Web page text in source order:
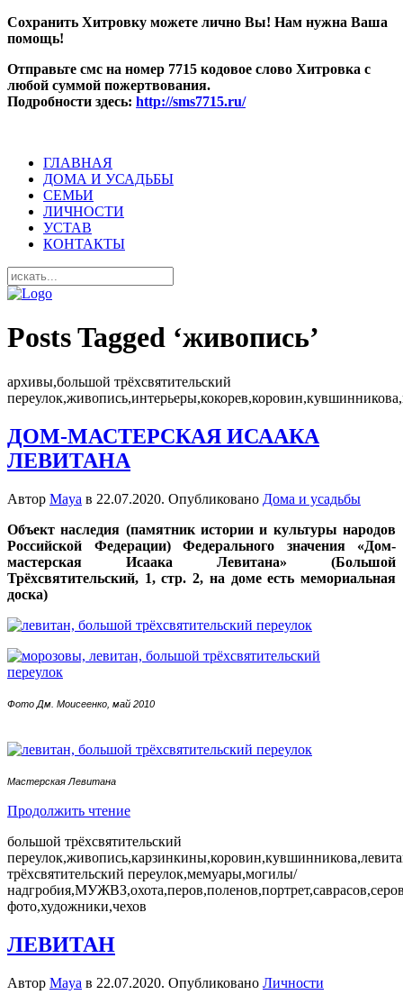
Сохранить Хитровку можете лично Вы! Нам нужна Ваша
помощь!
Отправьте смс на номер 7715 кодовое слово Хитровка с
любой суммой пожертвования.
Подробности здесь: http://sms7715.ru/
ГЛАВНАЯ
ДОМА И УСАДЬБЫ
СЕМЬИ
ЛИЧНОСТИ
УСТАВ
КОНТАКТЫ
Posts Tagged ‘живопись’
архивы,большой трёхсвятительский
ДОМ-МАСТЕРСКАЯ ИСААКА
ЛЕВИТАНА
Автор Maya в 22.07.2020. Опубликовано Дома и усадьбы
Объект наследия (памятник истории и культуры народов
Российской Федерации) Федерального значения «Дом-
мастерская Исаака Левитана» (Большой
Трёхсвятительский, 1, стр. 2, на доме есть мемориальная
доска)
Фото Дм. Моисеенко, май 2010
Мастерская Левитана
Продолжить чтение
большой трёхсвятительский
трёхсвятительский переулок,мемуары,могилы/
фото,художники,чехов
ЛЕВИТАН
Автор Maya в 22.07.2020. Опубликовано Личности